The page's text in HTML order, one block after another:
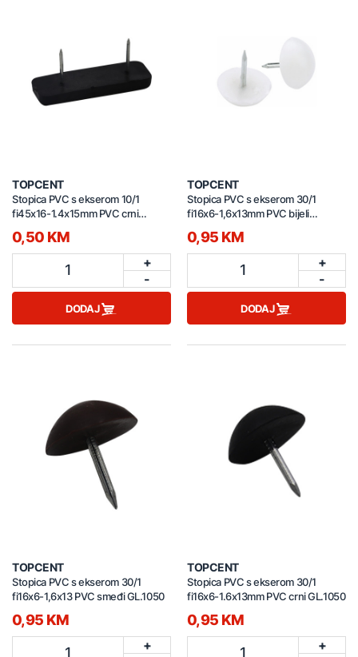
TOPCENT
Stopica PVC s ekserom 10/1
fi45x16-1.4x15mm PVC crni
0,50 KM
1
+
-
DODAJ
TOPCENT
Stopica PVC s ekserom 30/1
fi16x6-1,6x13mm PVC bijeli
0,95 KM
1
+
-
DODAJ
TOPCENT
Stopica PVC s ekserom 30/1
fi16x6-1,6x13 PVC smeđi GL.1050
0,95 KM
1
+
TOPCENT
Stopica PVC s ekserom 30/1
fi16x6-1.6x13mm PVC crni GL.1050
0,95 KM
1
+